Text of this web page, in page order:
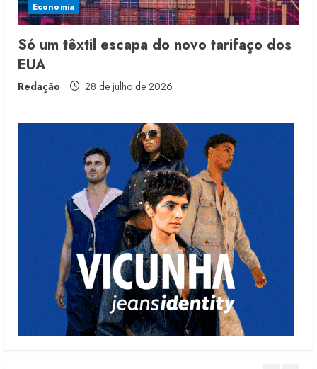
Economia
Só um têxtil escapa do novo tarifaço dos
EUA
Redação 28 de julho de 2026
3
5 de agosto de 2026
receita em 2026
5
Projeto testa passaporte digital na
moda nacional
4 de agosto de 2026
1
Dia dos Pais reforça retomada da
moda no varejo
7 de agosto de 2026